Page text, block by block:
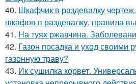
40. Шкафчик в раздевалку
шкафов в раздевалку, правила
41. На туях ржавчина.
42. Газон посадка и уход своими
газонную траву?
43. Ик сушилка корвет.